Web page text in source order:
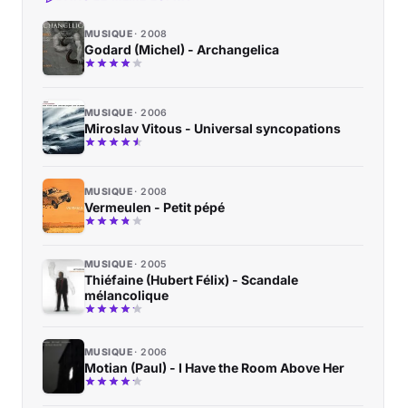
MUSIQUE 2008
Godard (Michel) - Archangelica
MUSIQUE 2006
Miroslav Vitous - Universal syncopations
MUSIQUE 2008
Vermeulen - Petit pépé
MUSIQUE 2005
Thiéfaine (Hubert Félix) - Scandale
mélancolique
MUSIQUE 2006
Motian (Paul) - I Have the Room Above Her